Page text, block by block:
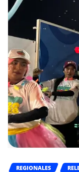
REGIONALES